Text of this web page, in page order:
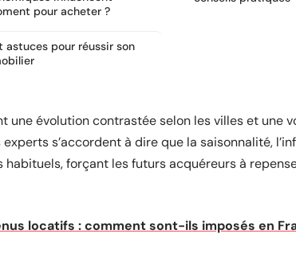
pour acheter ?
astuces pour réussir son
une évolution contrastée selon les villes et une
s’accordent à dire que la saisonnalité,
habituels, forçant les futurs acquéreurs à
locatifs : comment sont-ils imposés en